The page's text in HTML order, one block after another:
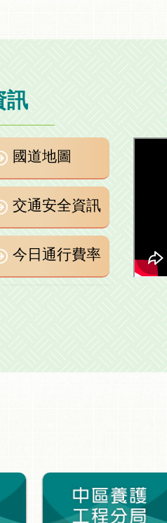
訊
國道地圖
交通安全資訊
今日通行費率